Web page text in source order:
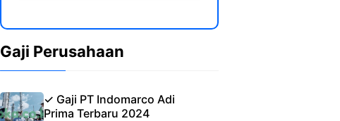
Gaji Perusahaan
✓ Gaji PT Indomarco Adi
Prima Terbaru 2024